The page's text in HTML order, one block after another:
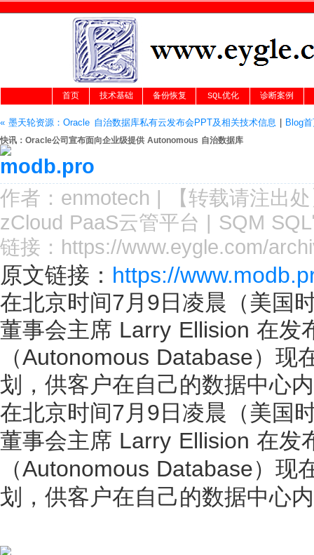
首页 技术基础 备份恢复 SQL优化 诊断案例
« 墨天轮资源：Oracle 自治数据库私有云发布会PPT及相关技术信息 Blog
快讯：Oracle公司宣布面向企业级提供 Autonomous 自治数据库
作者： enmotech | 【转载请注出处
zCloud PaaS云管平台 | SQM
链接： https://www.eygle.com/
原文链接： https://
在北京时间7月9日凌晨（美国
董事会主席 Larry Ellision 在发
（Autonomous Database）
划，供客户在自己的数据中心
在北京时间7月9日凌晨（美国
董事会主席 Larry Ellision 在发
（Autonomous Database）
划，供客户在自己的数据中心